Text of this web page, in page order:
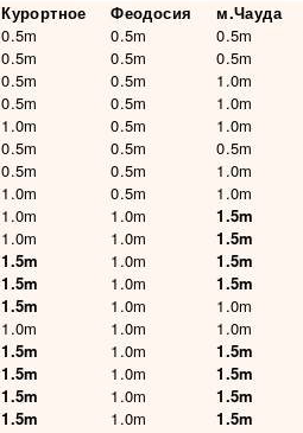
Курортное
0.5m
0.5m
0.5m
0.5m
1.0m
0.5m
0.5m
1.0m
1.0m
1.0m
1.5m
1.5m
1.5m
1.0m
1.5m
1.5m
1.5m
1.5m
Феодосия
0.5m
0.5m
0.5m
0.5m
0.5m
0.5m
0.5m
0.5m
1.0m
1.0m
1.0m
1.0m
1.0m
1.0m
1.0m
1.0m
1.0m
1.0m
м.Чауда
0.5m
0.5m
1.0m
1.0m
1.0m
0.5m
1.0m
1.0m
1.5m
1.5m
1.5m
1.5m
1.0m
1.0m
1.5m
1.5m
1.5m
1.5m